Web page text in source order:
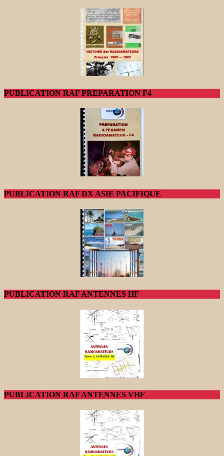
PUBLICATION RAF PREPARATION F4
PUBLICATION RAF DX ASIE PACIFIQUE
PUBLICATION RAF ANTENNES HF
PUBLICATION RAF ANTENNES VHF